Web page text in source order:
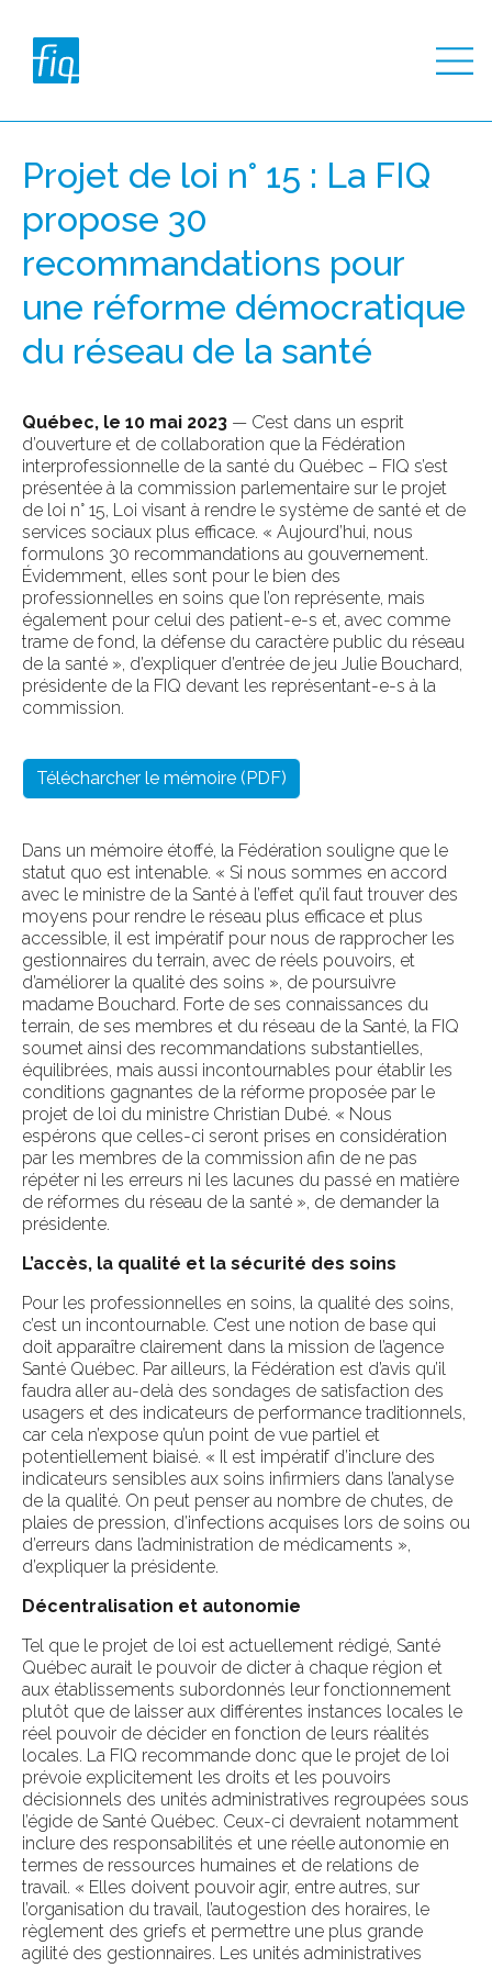
Projet de loi n° 15 : La FIQ
propose 30
recommandations pour
une réforme démocratique
du réseau de la santé
Québec, le 10 mai 2023 — C’est dans un esprit
d’ouverture et de collaboration que la Fédération
interprofessionnelle de la santé du Québec – FIQ s’est
présentée à la commission parlementaire sur le projet
de loi n° 15, Loi visant à rendre le système de santé et de
services sociaux plus efficace. « Aujourd’hui, nous
formulons 30 recommandations au gouvernement.
Évidemment, elles sont pour le bien des
professionnelles en soins que l’on représente, mais
également pour celui des patient-e-s et, avec comme
trame de fond, la défense du caractère public du réseau
de la santé », d’expliquer d’entrée de jeu Julie Bouchard,
présidente de la FIQ devant les représentant-e-s à la
commission.
Télécharcher le mémoire (PDF)
Dans un mémoire étoffé, la Fédération souligne que le
statut quo est intenable. « Si nous sommes en accord
avec le ministre de la Santé à l’effet qu’il faut trouver des
moyens pour rendre le réseau plus efficace et plus
accessible, il est impératif pour nous de rapprocher les
gestionnaires du terrain, avec de réels pouvoirs, et
d’améliorer la qualité des soins », de poursuivre
madame Bouchard. Forte de ses connaissances du
terrain, de ses membres et du réseau de la Santé, la FIQ
soumet ainsi des recommandations substantielles,
équilibrées, mais aussi incontournables pour établir les
conditions gagnantes de la réforme proposée par le
projet de loi du ministre Christian Dubé. « Nous
espérons que celles-ci seront prises en considération
par les membres de la commission afin de ne pas
répéter ni les erreurs ni les lacunes du passé en matière
de réformes du réseau de la santé », de demander la
présidente.
L’accès, la qualité et la sécurité des soins
Pour les professionnelles en soins, la qualité des soins,
c’est un incontournable. C’est une notion de base qui
doit apparaître clairement dans la mission de l’agence
Santé Québec. Par ailleurs, la Fédération est d’avis qu’il
faudra aller au-delà des sondages de satisfaction des
usagers et des indicateurs de performance traditionnels,
car cela n’expose qu’un point de vue partiel et
potentiellement biaisé. « Il est impératif d’inclure des
indicateurs sensibles aux soins infirmiers dans l’analyse
de la qualité. On peut penser au nombre de chutes, de
plaies de pression, d’infections acquises lors de soins ou
d’erreurs dans l’administration de médicaments »,
d’expliquer la présidente.
Décentralisation et autonomie
Tel que le projet de loi est actuellement rédigé, Santé
Québec aurait le pouvoir de dicter à chaque région et
aux établissements subordonnés leur fonctionnement
plutôt que de laisser aux différentes instances locales le
réel pouvoir de décider en fonction de leurs réalités
locales. La FIQ recommande donc que le projet de loi
prévoie explicitement les droits et les pouvoirs
décisionnels des unités administratives regroupées sous
l’égide de Santé Québec. Ceux-ci devraient notamment
inclure des responsabilités et une réelle autonomie en
termes de ressources humaines et de relations de
travail. « Elles doivent pouvoir agir, entre autres, sur
l’organisation du travail, l’autogestion des horaires, le
règlement des griefs et permettre une plus grande
agilité des gestionnaires. Les unités administratives